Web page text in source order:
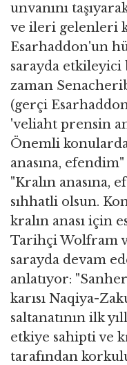
unvanını
ve ileri gelenleri
Esarhaddon'un
sarayda
zaman
(gerçi
'veliaht prensin
Önemli
anasına,
"Kralın anasına,
sıhhatli olsun.
kralın anası için
Tarihçi Wolfram
sarayda devam
anlatıyor:
karısı Naqiya-
saltanatının ilk
etkiye sahipti ve
tarafından